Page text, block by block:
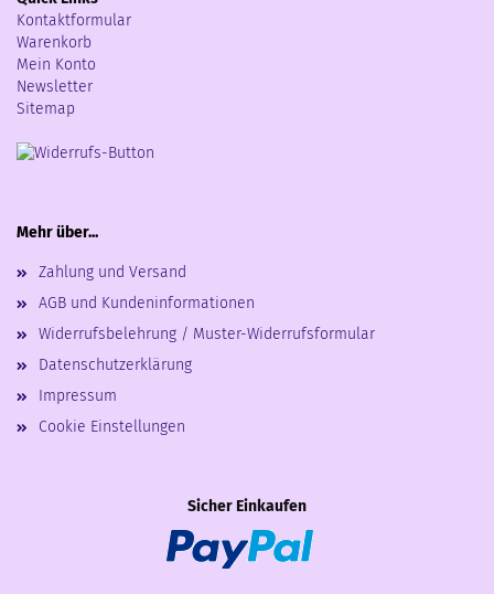
Kontaktformular
Warenkorb
Mein Konto
Newsletter
Sitemap
Mehr über...
Zahlung und Versand
AGB und Kundeninformationen
Widerrufsbelehrung / Muster-Widerrufsformular
Datenschutzerklärung
Impressum
Cookie Einstellungen
Sicher Einkaufen